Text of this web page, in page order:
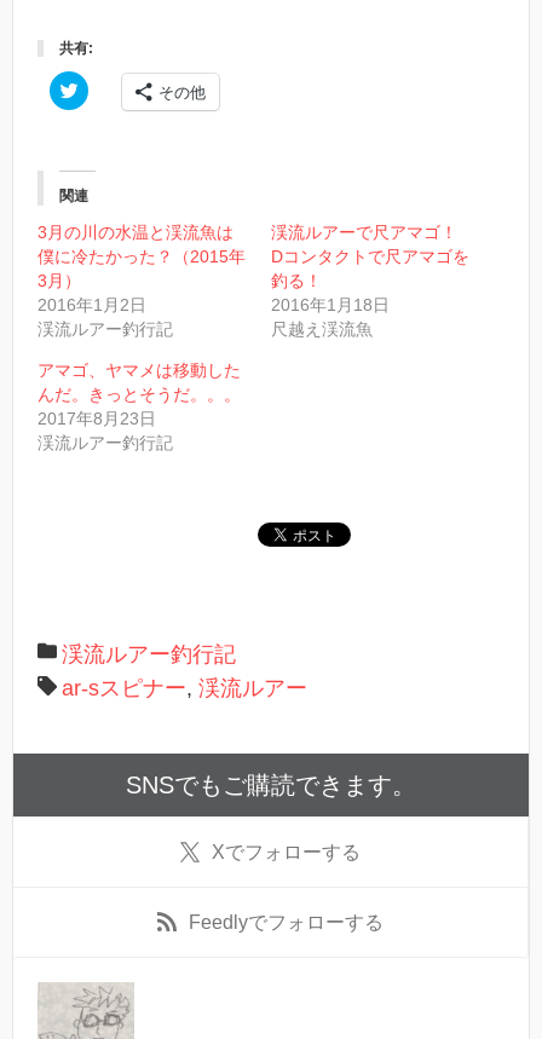
共有:
ク
リ
て
w
t
t
e
共
有
(
し
い
ウ
ィ
ン
ド
その他
関連
3月の川の水温と渓流魚は
僕に冷たかった？（2015年
3月）
2016年1月2日
渓流ルアー釣行記
渓流ルアーで尺アマゴ！
Dコンタクトで尺アマゴを
釣る！
2016年1月18日
尺越え渓流魚
アマゴ、ヤマメは移動した
んだ。きっとそうだ。。。
2017年8月23日
渓流ルアー釣行記
渓流ルアー釣行記
ar-sスピナー, 渓流ルアー
SNSでもご購読できます。
Xでフォローする
Feedlyでフォローする